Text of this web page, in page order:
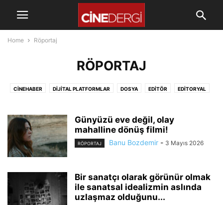
Home Röportaj
RÖPORTAJ
CINEHABER DIJITAL PLATFORMLAR DOSYA EDITÖR EDİTORYAL
RÖPORTAJ
Günyüzü eve değil, olay
mahalline dönüş filmi!
RÖPORTAJ Banu Bozdemir - 3 Mayıs 2026
Bir sanatçı olarak görünür olmak
ile sanatsal idealizmin aslında
uzlaşmaz olduğunu...